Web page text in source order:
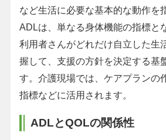
など生活に必要な基本的な動作を
ADLは、単なる身体機能の指標と
利用者さんがどれだけ自立した生
握して、支援の方針を決定する基
す。介護現場では、ケアプランの
指標などに活用されます。
ADLとQOLの関係性